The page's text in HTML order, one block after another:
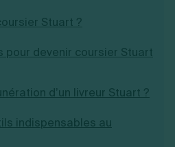
Stuart ?
pour devenir coursier Stuart
d’un livreur Stuart ?
indispensables au